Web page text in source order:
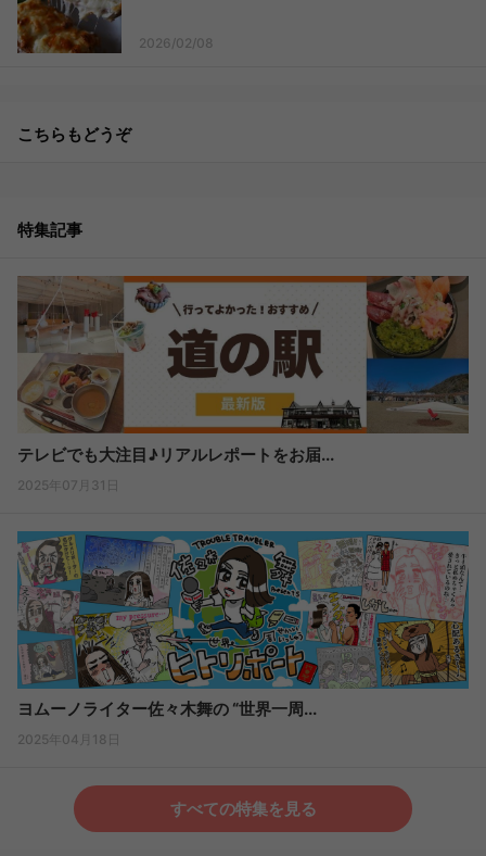
2026/02/08
こちらもどうぞ
特集記事
テレビでも大注目♪リアルレポートをお届...
2025年07月31日
ヨムーノライター佐々木舞の “世界一周...
2025年04月18日
すべての特集を見る